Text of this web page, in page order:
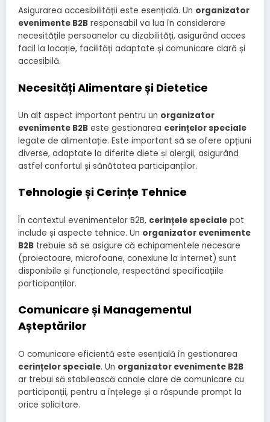
Asigurarea accesibilității este esențială. Un organizator
evenimente B2B responsabil va lua în considerare
necesitățile persoanelor cu dizabilități, asigurând acces
facil la locație, facilități adaptate și comunicare clară și
accesibilă.
Necesități Alimentare și Dietetice
Un alt aspect important pentru un organizator
evenimente B2B este gestionarea cerințelor speciale
legate de alimentație. Este important să se ofere opțiuni
diverse, adaptate la diferite diete și alergii, asigurând
astfel confortul și sănătatea participanților.
Tehnologie și Cerințe Tehnice
În contextul evenimentelor B2B, cerințele speciale pot
include și aspecte tehnice. Un organizator evenimente
B2B trebuie să se asigure că echipamentele necesare
(proiectoare, microfoane, conexiune la internet) sunt
disponibile și funcționale, respectând specificațiile
participanților.
Comunicare și Managementul
Așteptărilor
O comunicare eficientă este esențială în gestionarea
cerințelor speciale. Un organizator evenimente B2B
ar trebui să stabilească canale clare de comunicare cu
participanții, pentru a înțelege și a răspunde prompt la
orice solicitare.